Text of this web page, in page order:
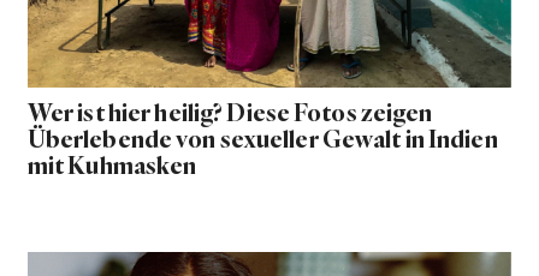
Wer ist hier heilig? Diese Fotos zeigen
Überlebende von sexueller Gewalt in Indien
mit Kuhmasken